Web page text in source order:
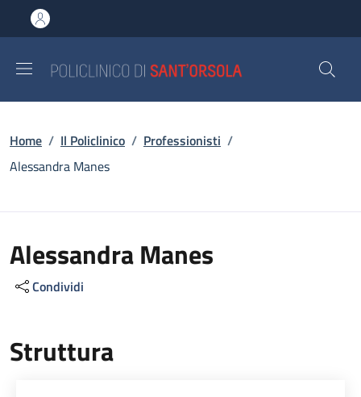
al contenuto principale
to footer content
Briciole di pane
Home / Il Policlinico / Professionisti /
Alessandra Manes
Alessandra Manes
Condividi
Struttura